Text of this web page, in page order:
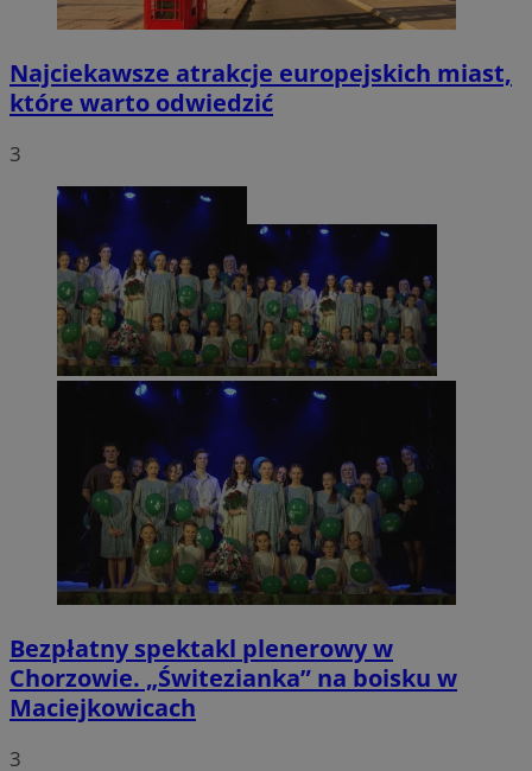
Najciekawsze atrakcje europejskich miast,
które warto odwiedzić
3
Bezpłatny spektakl plenerowy w
Chorzowie. „Świtezianka” na boisku w
Maciejkowicach
3